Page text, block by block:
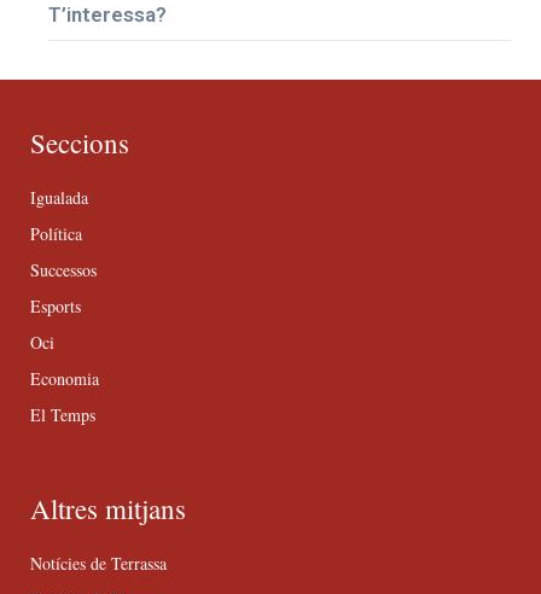
T’interessa?
Seccions
Igualada
Política
Successos
Esports
Oci
Economia
El Temps
Altres mitjans
Notícies de Terrassa